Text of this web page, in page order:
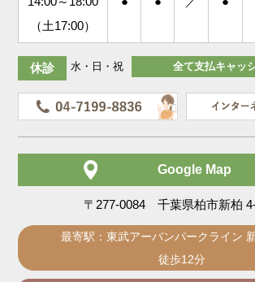
（土17:00）
休診 水・日・祝 全て支払キャッ
Google Map
〒277-0084 千葉県柏市新柏
最寄駅：東武アーバンパークライン
徒歩12分